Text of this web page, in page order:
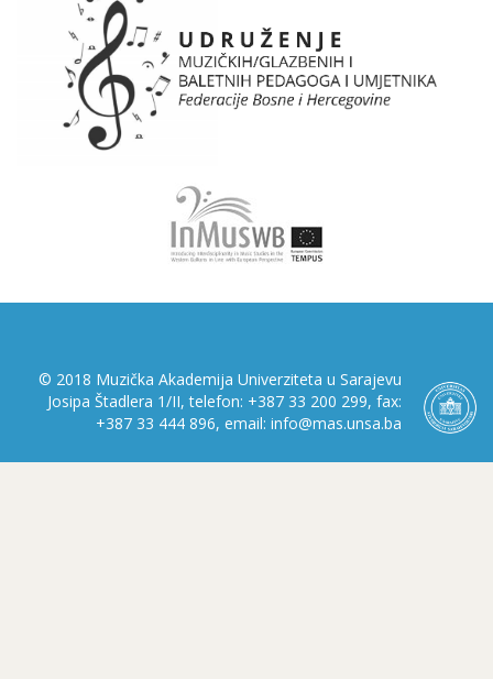
© 2018 Muzička Akademija Univerziteta u Sarajevu
Josipa Štadlera 1/II, telefon: +387 33 200 299, fax:
+387 33 444 896, email: info@mas.unsa.ba